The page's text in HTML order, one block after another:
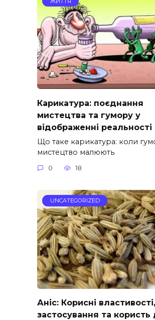
Карикатура: поєднання
мистецтва та гумору у
відображенні реальності
Що таке карикатура: коли
мистецтво малюють
0 18
UNCATEGORIZED
Аніс: Корисні властивості,
застосування та користь